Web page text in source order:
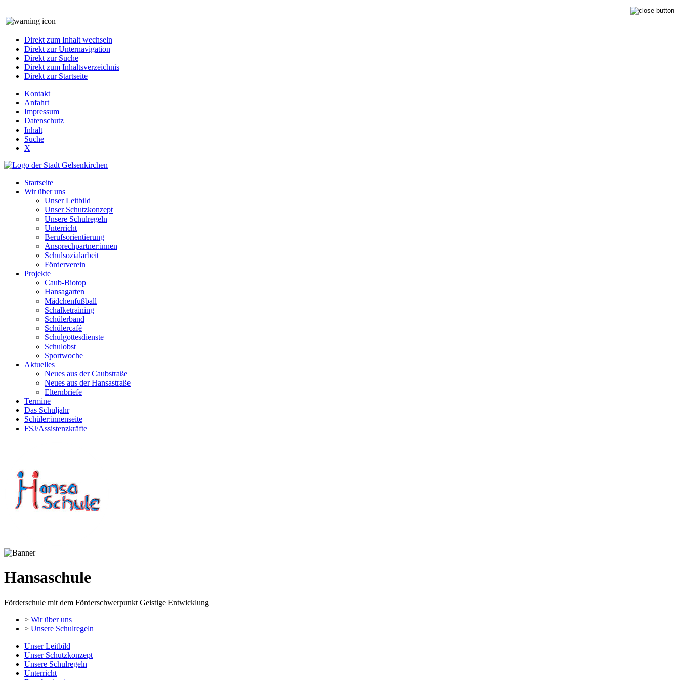
Direkt zum Inhalt wechseln
Direkt zur Unternavigation
Direkt zur Suche
Direkt zum Inhaltsverzeichnis
Direkt zur Startseite
Kontakt
Anfahrt
Impressum
Datenschutz
Inhalt
Suche
X
Startseite
Wir über uns
Unser Leitbild
Unser Schutzkonzept
Unsere Schulregeln
Unterricht
Berufsorientierung
Ansprechpartner:innen
Schulsozialarbeit
Förderverein
Projekte
Caub-Biotop
Hansagarten
Mädchenfußball
Schalketraining
Schülerband
Schülercafé
Schulgottesdienste
Schulobst
Sportwoche
Aktuelles
Neues aus der Caubstraße
Neues aus der Hansastraße
Elternbriefe
Termine
Das Schuljahr
Schüler:innenseite
FSJ/Assistenzkräfte
Hansaschule
Förderschule mit dem Förderschwerpunkt Geistige Entwicklung
> Wir über uns
> Unsere Schulregeln
Unser Leitbild
Unser Schutzkonzept
Unsere Schulregeln
Unterricht